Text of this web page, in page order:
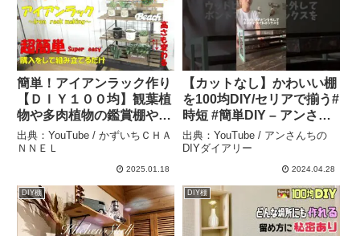
寿チャンネルDIY
簡単！アイアンラック作り
【ＤＩＹ１００均】観葉植
物や多肉植物の鑑賞棚や小
物を飾ってはどうでしょ
う！Iron rack making# １
００均一ＤＩＹ#アイアン
rack – かずいちＣＨＡＮＮ
ＥＬ
出典：YouTube / かずいちＣＨＡ
ＮＮＥＬ
2025.01.18
【カットなし】かわいい棚
を100均DIY/セリアで揃う#
時短 #簡単DIY – アンさん
ちのDIYダイアリー
出典：YouTube / アンさんちの
DIYダイアリー
2024.04.28
DIY棚 DIY棚